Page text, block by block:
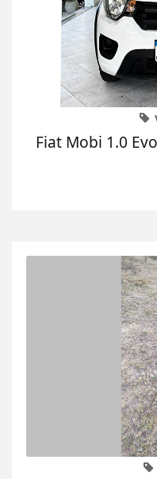
Fiat Mobi 1.0